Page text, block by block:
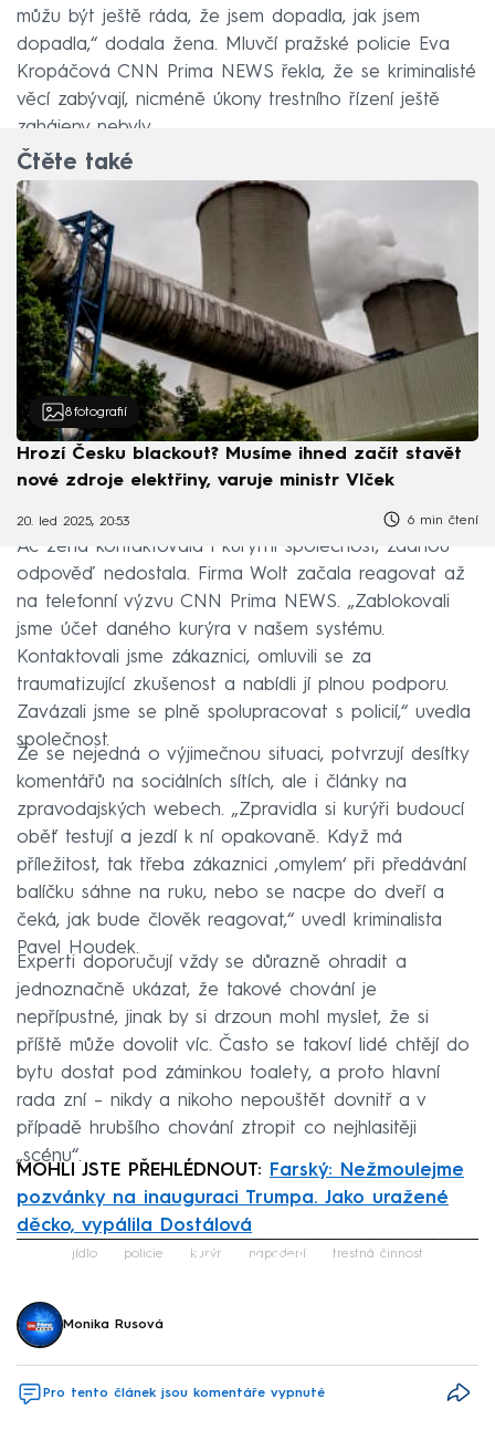
můžu být ještě ráda, že jsem dopadla, jak jsem
dopadla,“ dodala žena. Mluvčí pražské policie Eva
Kropáčová CNN Prima NEWS řekla, že se kriminalisté
věcí zabývají, nicméně úkony trestního řízení ještě
zahájeny nebyly.
Čtěte také
8 fotografií
Hrozí Česku blackout? Musíme ihned začít stavět
nové zdroje elektřiny, varuje ministr Vlček
20. led 2025, 20:53 6 min čtení
Ač žena kontaktovala i kurýrní společnost, žádnou
odpověď nedostala. Firma Wolt začala reagovat až
na telefonní výzvu CNN Prima NEWS. „Zablokovali
jsme účet daného kurýra v našem systému.
Kontaktovali jsme zákaznici, omluvili se za
traumatizující zkušenost a nabídli jí plnou podporu.
Zavázali jsme se plně spolupracovat s policií,“ uvedla
společnost.
Že se nejedná o výjimečnou situaci, potvrzují desítky
komentářů na sociálních sítích, ale i články na
zpravodajských webech. „Zpravidla si kurýři budoucí
oběť testují a jezdí k ní opakovaně. Když má
příležitost, tak třeba zákaznici ‚omylem‘ při předávání
balíčku sáhne na ruku, nebo se nacpe do dveří a
čeká, jak bude člověk reagovat,“ uvedl kriminalista
Pavel Houdek.
Experti doporučují vždy se důrazně ohradit a
jednoznačně ukázat, že takové chování je
nepřípustné, jinak by si drzoun mohl myslet, že si
příště může dovolit víc. Často se takoví lidé chtějí do
bytu dostat pod záminkou toalety, a proto hlavní
rada zní – nikdy a nikoho nepouštět dovnitř a v
případě hrubšího chování ztropit co nejhlasitěji
„scénu“.
MOHLI JSTE PŘEHLÉDNOUT:
Farský: Nežmoulejme
pozvánky na inauguraci Trumpa. Jako uražené
děcko, vypálila Dostálová
Failed to fetch
jídlo policie kurýr napadení trestná činnost
Monika Rusová
Pro tento článek jsou komentáře vypnuté